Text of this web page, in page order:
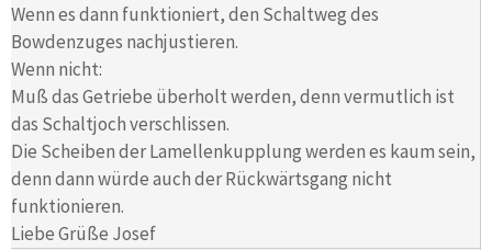
Wenn es dann funktioniert, den Schaltweg des
Bowdenzuges nachjustieren.
Wenn nicht:
Muß das Getriebe überholt werden, denn vermutlich ist
das Schaltjoch verschlissen.
Die Scheiben der Lamellenkupplung werden es kaum sein,
denn dann würde auch der Rückwärtsgang nicht
funktionieren.
Liebe Grüße Josef